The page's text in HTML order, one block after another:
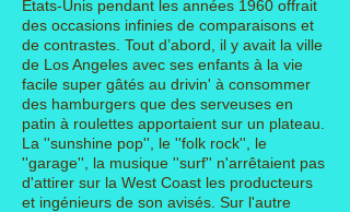
États-Unis pendant les années 1960 offrait
des occasions infinies de comparaisons et
de contrastes. Tout d’abord, il y avait la ville
de Los Angeles avec ses enfants à la vie
facile super gâtés au drivin' à consommer
des hamburgers que des serveuses en
patin à roulettes apportaient sur un plateau.
La ''sunshine pop'', le ''folk rock'', le
''garage'', la musique ''surf'' n'arrêtaient pas
d'attirer sur la West Coast les producteurs
et ingénieurs de son avisés. Sur l'autre